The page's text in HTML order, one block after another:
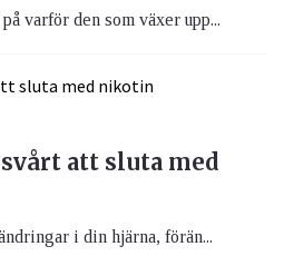
varför den som växer upp...
att sluta med
i din hjärna, förän...